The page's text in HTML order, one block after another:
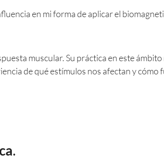
en mi forma de aplicar el
muscular. Su práctica en este
de qué estímulos nos afectan y
.